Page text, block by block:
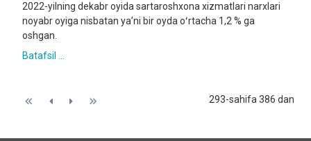
2022-yilning dekabr oyida sartaroshxona xizmatlari narxlari
noyabr oyiga nisbatan yaʼni bir oyda oʻrtacha 1,2 % ga
oshgan.
Batafsil ...
293-sahifa 386 dan